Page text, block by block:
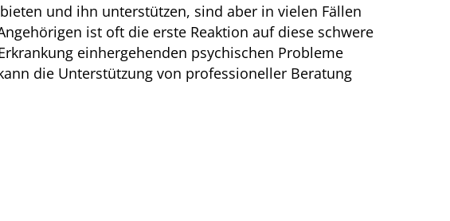
und ihn unterstützen, sind aber in vielen Fällen
ist oft die erste Reaktion auf diese schwere
einhergehenden psychischen Probleme
die Unterstützung von professioneller Beratung